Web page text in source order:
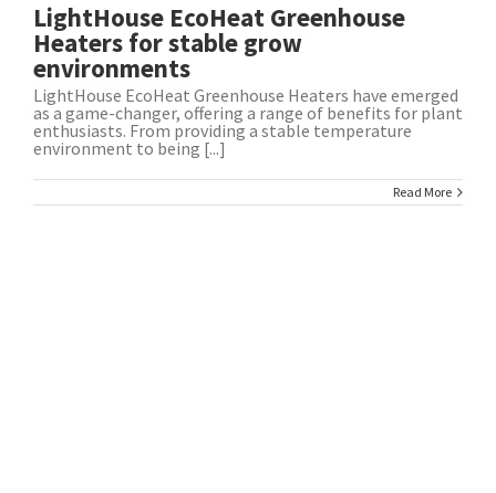
LightHouse EcoHeat Greenhouse
Heaters for stable grow
environments
LightHouse EcoHeat Greenhouse Heaters have emerged
as a game-changer, offering a range of benefits for plant
enthusiasts. From providing a stable temperature
environment to being [...]
Read More